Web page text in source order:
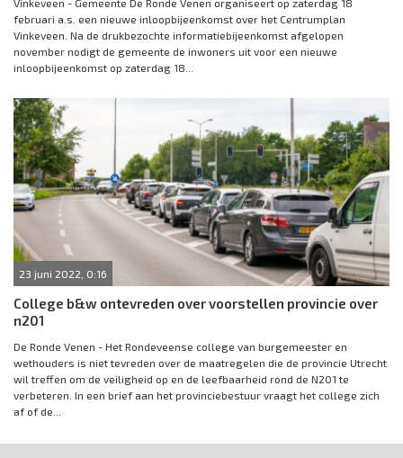
Vinkeveen - Gemeente De Ronde Venen organiseert op zaterdag 18
februari a.s. een nieuwe inloopbijeenkomst over het Centrumplan
Vinkeveen. Na de drukbezochte informatiebijeenkomst afgelopen
november nodigt de gemeente de inwoners uit voor een nieuwe
inloopbijeenkomst op zaterdag 18...
23 juni 2022, 0:16
College b&w ontevreden over voorstellen provincie over
n201
De Ronde Venen - Het Rondeveense college van burgemeester en
wethouders is niet tevreden over de maatregelen die de provincie Utrecht
wil treffen om de veiligheid op en de leefbaarheid rond de N201 te
verbeteren. In een brief aan het provinciebestuur vraagt het college zich
af of de...